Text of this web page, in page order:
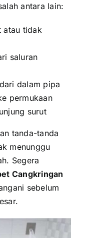
antara lain:
atau tidak
saluran
dalam pipa
permukaan
surut
tanda-tanda
menunggu
Segera
Cangkringan
sebelum